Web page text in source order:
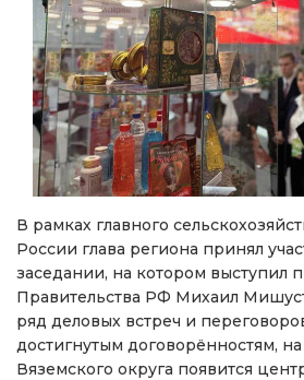
В рамках главного
России глава региона принял
заседании, на котором выступил
Правительства РФ Михаил
ряд деловых встреч и
достигнутым договорённостям,
Вяземского округа появится